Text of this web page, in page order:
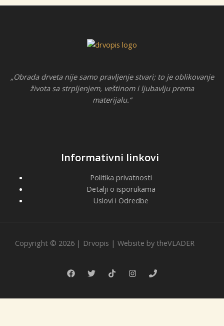
„Obrada drveta nije samo pravljenje stvari; to je oblikovanje
života sa strpljenjem, veštinom i ljubavlju prema
materijalu.“
Informativni linkovi
Politika privatnosti
Detalji o isporukama
Uslovi i Odredbe
Copyright © 2026 | Drvopis | Website by theVLADER